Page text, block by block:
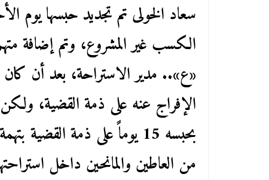
الكسب غير المشروع، وتم إضافة
«ع».. مدير الاستراحة، بعد أن
الإفراج عنه على ذمة القضية، ولكن
بحبسه 15 يوماً على ذمة
من العاطين والمانحين داخل